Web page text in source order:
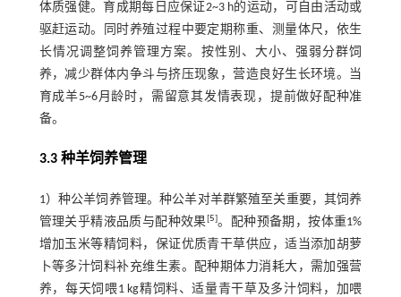
体质强健。育成期每日应保证2~3 h的运动，可自由活动或
驱赶运动。同时养殖过程中要定期称重、测量体尺，依生
长情况调整饲养管理方案。按性别、大小、强弱分群饲
养，减少群体内争斗与挤压现象，营造良好生长环境。当
育成羊5~6月龄时，需留意其发情表现，提前做好配种准
备。
3.3 种羊饲养管理
1）种公羊饲养管理。种公羊对羊群繁殖至关重要，其饲养
管理关乎精液品质与配种效果[5]。配种预备期，按体重1%
增加玉米等精饲料，保证优质青干草供应，适当添加胡萝
卜等多汁饲料补充维生素。配种期体力消耗大，需加强营
养，每天饲喂1 kg精饲料、适量青干草及多汁饲料，加喂